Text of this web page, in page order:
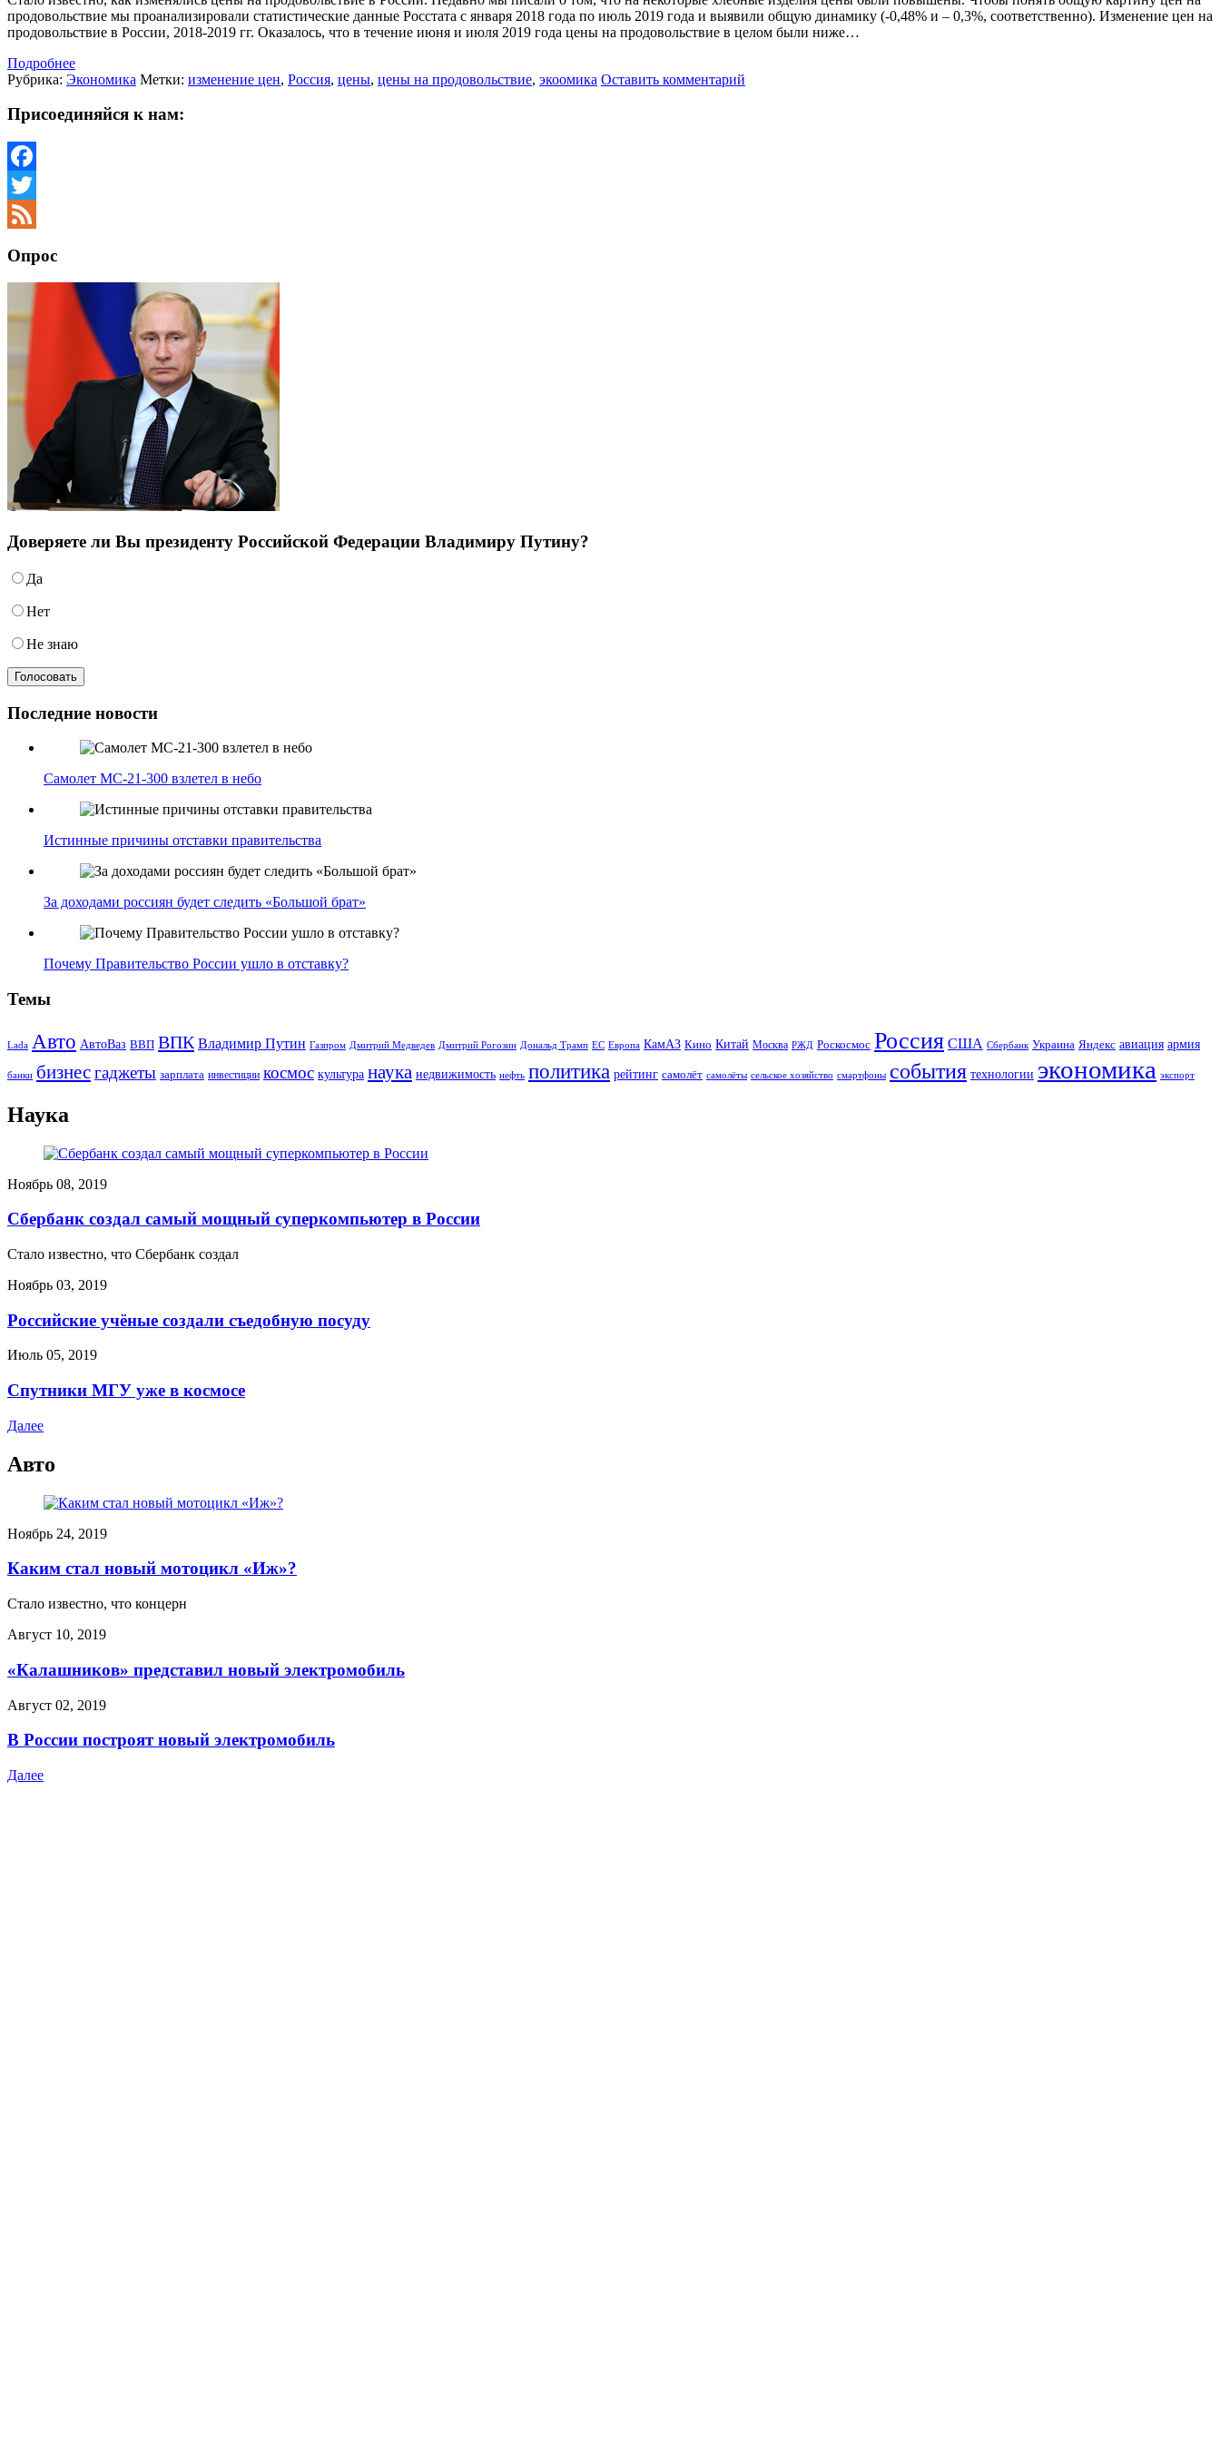
продовольствие мы проанализировали статистические данные Росстата с января 2018 года по июль 2019 года и выявили общую динамику (-0,48% и – 0,3%, соответственно). Изменение цен на
продовольствие в России, 2018-2019 гг. Оказалось, что в течение июня и июля 2019 года цены на продовольствие в целом были ниже…
Подробнее
Рубрика: Экономика Метки: изменение цен, Россия, цены, цены на продовольствие, экоомика Оставить комментарий
Присоединяйся к нам:
Facebook
Twitter
Опрос
Доверяете ли Вы президенту Российской Федерации Владимиру Путину?
Да
Нет
Не знаю
Последние новости
Самолет МС-21-300 взлетел в небо
Истинные причины отставки правительства
За доходами россиян будет следить «Большой брат»
Почему Правительство России ушло в отставку?
Темы
Lada Авто АвтоВаз ВВП ВПК Владимир Путин Газпром Дмитрий Медведев Дмитрий Рогозин Дональд Трамп ЕС Европа КамАЗ Кино Китай Москва РЖД Роскосмос Россия США Сбербанк Украина Яндекс авиация армия
банки бизнесгаджеты зарплата инвестиции космос культура наука недвижимость нефть политика рейтинг самолёт самолёты сельское хозяйство смартфоны события технологии экономика экспорт
Наука
Ноябрь 08, 2019
Сбербанк создал самый мощный суперкомпьютер в России
Стало известно, что Сбербанк создал
Ноябрь 03, 2019
Российские учёные создали съедобную посуду
Июль 05, 2019
Спутники МГУ уже в космосе
Далее
Авто
Ноябрь 24, 2019
Каким стал новый мотоцикл «Иж»?
Стало известно, что концерн
Август 10, 2019
«Калашников» представил новый электромобиль
Август 02, 2019
В России построят новый электромобиль
Далее